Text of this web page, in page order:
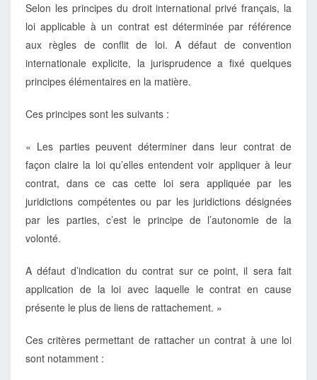
Selon les principes du droit international privé français, la
loi applicable à un contrat est déterminée par référence
aux règles de conflit de loi. A défaut de convention
internationale explicite, la jurisprudence a fixé quelques
principes élémentaires en la matière.
Ces principes sont les suivants :
« Les parties peuvent déterminer dans leur contrat de
façon claire la loi qu’elles entendent voir appliquer à leur
contrat, dans ce cas cette loi sera appliquée par les
juridictions compétentes ou par les juridictions désignées
par les parties, c’est le principe de l’autonomie de la
volonté.
A défaut d’indication du contrat sur ce point, il sera fait
application de la loi avec laquelle le contrat en cause
présente le plus de liens de rattachement. »
Ces critères permettant de rattacher un contrat à une loi
sont notamment :